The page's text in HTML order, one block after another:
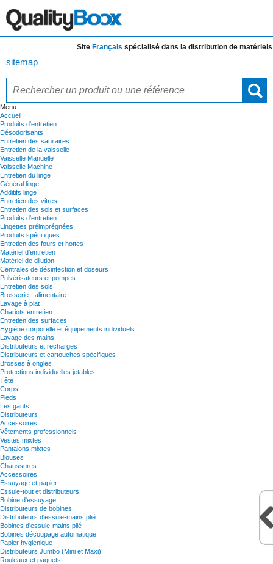
SiteFrançaisspécialisé dans la distribution dematériels
sitemap
Menu
Accueil
Produits d'entretien
Désodorisants
Entretien des sanitaires
Entretien de la vaisselle
Vaisselle Manuelle
Vaisselle Machine
Entretien du linge
Général linge
Additifs linge
Entretien des vitres
Entretien des sols et surfaces
Produits d'entretien
Lingettes préimprégnées
Produits spécifiques
Entretien des fours et hottes
Matériel d'entretien
Matériel de dilution
Centrales de désinfection et doseurs
Pulvérisateurs et pompes
Entretien des sols
Brosserie - alimentaire
Lavage à plat
Chariots entretien
Entretien des surfaces
Hygiène corporelle et équipements individuels
Lavage des mains
Distributeurs et recharges
Distributeurs et cartouches spécifiques
Brosses à ongles
Protections individuelles jetables
Tête
Corps
Pieds
Les gants
Distributeurs
Accessoires
Vêtements professionnels
Vestes mixtes
Pantalons mixtes
Blouses
Chaussures
Accessoires
Essuyage et papier
Essuie-tout et distributeurs
Bobine d'essuyage
Distributeurs de bobines
Distributeurs d'essuie-mains plié
Bobines d'essuie-mains plié
Bobines découpage automatique
Papier hygiènique
Distributeurs Jumbo (Mini et Maxi)
Rouleaux et paquets